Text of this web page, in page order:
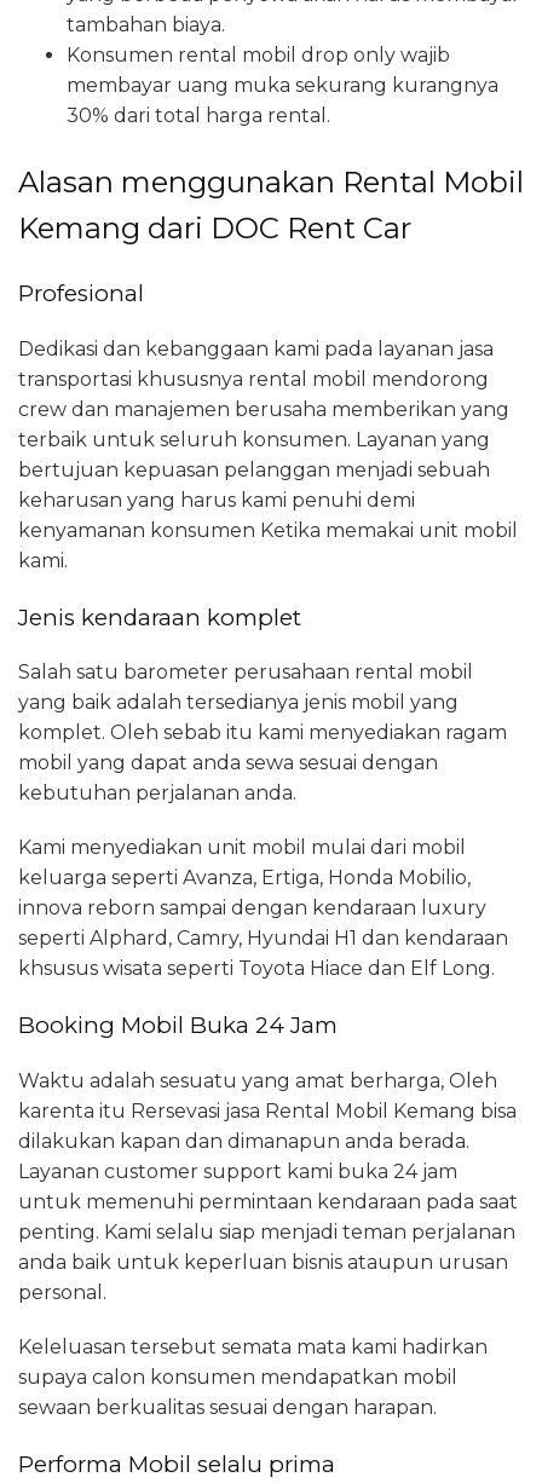
tambahan biaya.
Konsumen rental mobil drop only wajib
membayar uang muka sekurang kurangnya
30% dari total harga rental.
Alasan menggunakan Rental Mobil
Kemang dari DOC Rent Car
Profesional
Dedikasi dan kebanggaan kami pada layanan jasa
transportasi khususnya rental mobil mendorong
crew dan manajemen berusaha memberikan yang
terbaik untuk seluruh konsumen. Layanan yang
bertujuan kepuasan pelanggan menjadi sebuah
keharusan yang harus kami penuhi demi
kenyamanan konsumen Ketika memakai unit mobil
kami.
Jenis kendaraan komplet
Salah satu barometer perusahaan rental mobil
yang baik adalah tersedianya jenis mobil yang
komplet. Oleh sebab itu kami menyediakan ragam
mobil yang dapat anda sewa sesuai dengan
kebutuhan perjalanan anda.
Kami menyediakan unit mobil mulai dari mobil
keluarga seperti Avanza, Ertiga, Honda Mobilio,
innova reborn sampai dengan kendaraan luxury
seperti Alphard, Camry, Hyundai H1 dan kendaraan
khsusus wisata seperti Toyota Hiace dan Elf Long.
Booking Mobil Buka 24 Jam
Waktu adalah sesuatu yang amat berharga, Oleh
karenta itu Rersevasi jasa Rental Mobil Kemang bisa
dilakukan kapan dan dimanapun anda berada.
Layanan customer support kami buka 24 jam
untuk memenuhi permintaan kendaraan pada saat
penting. Kami selalu siap menjadi teman perjalanan
anda baik untuk keperluan bisnis ataupun urusan
personal.
Keleluasan tersebut semata mata kami hadirkan
supaya calon konsumen mendapatkan mobil
sewaan berkualitas sesuai dengan harapan.
Performa Mobil selalu prima